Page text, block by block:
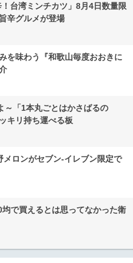
台湾ミンチカツ」8月4日数量限
辛グルメが登場
を味わう『和歌山毎度おおきに
～「1本丸ごとはかさばるの
キリ持ち運べる板
ロンがセブン‐イレブン限定で
で買えるとは思ってなかった衛